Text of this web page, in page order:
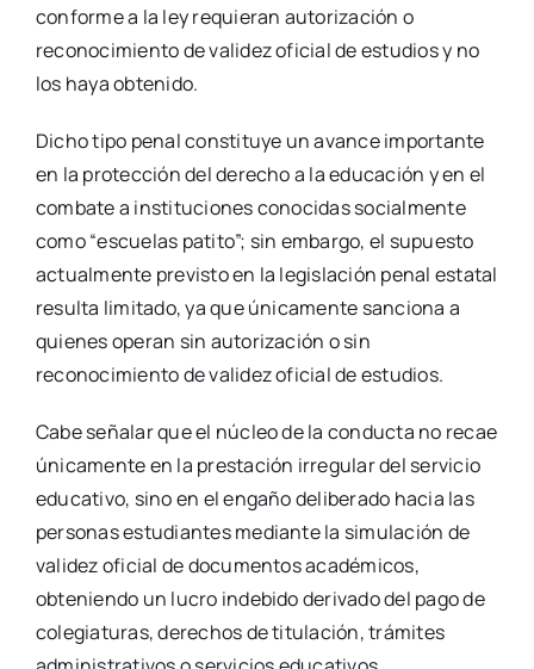
conforme a la ley requieran autorización o
reconocimiento de validez oficial de estudios y no
los haya obtenido.
Dicho tipo penal constituye un avance importante
en la protección del derecho a la educación y en el
combate a instituciones conocidas socialmente
como “escuelas patito”; sin embargo, el supuesto
actualmente previsto en la legislación penal estatal
resulta limitado, ya que únicamente sanciona a
quienes operan sin autorización o sin
reconocimiento de validez oficial de estudios.
Cabe señalar que el núcleo de la conducta no recae
únicamente en la prestación irregular del servicio
educativo, sino en el engaño deliberado hacia las
personas estudiantes mediante la simulación de
validez oficial de documentos académicos,
obteniendo un lucro indebido derivado del pago de
colegiaturas, derechos de titulación, trámites